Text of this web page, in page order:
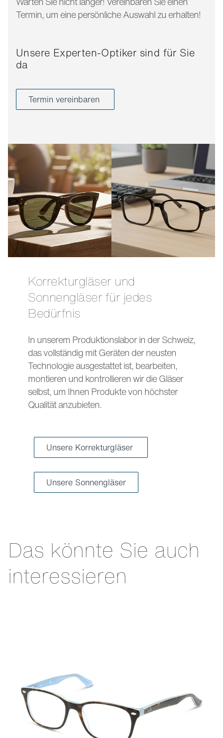
Termin, um eine persönliche Auswahl zu erhalten!
Unsere Experten-Optiker sind für Sie
da
Termin vereinbaren
Korrekturgläser und
Sonnengläser für jedes
Bedürfnis
In unserem Produktionslabor in der Schweiz,
das vollständig mit Geräten der neusten
Technologie ausgestattet ist, bearbeiten,
montieren und kontrollieren wir die Gläser
selbst, um Ihnen Produkte von höchster
Qualität anzubieten.
Unsere Korrekturgläser
Unsere Sonnengläser
Das könnte Sie auch
interessieren